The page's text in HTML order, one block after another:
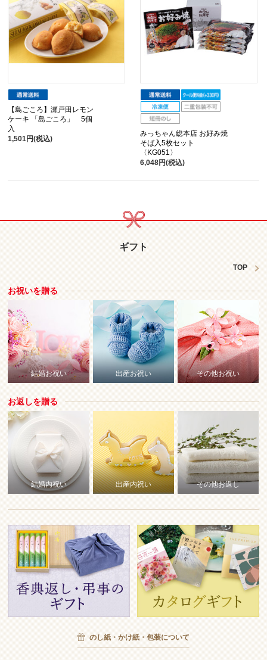
【島ごころ】瀬戸田レモン
ケーキ 「島ごころ」 5個
入
1,501円(税込)
みっちゃん総本店 お好み焼
そば入5枚セット
〈KG051〉
6,048円(税込)
ギフト
TOP
お祝いを贈る
結婚お祝い 出産お祝い その他お祝い
お返しを贈る
結婚内祝い 出産内祝い その他お返し
のし紙・かけ紙・包装について